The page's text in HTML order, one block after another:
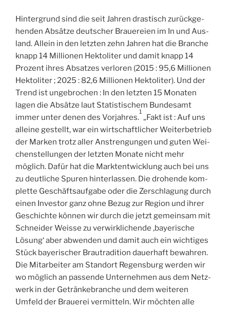
Hin­ter­grund sind die seit Jah­ren dras­tisch zurück­ge­
hen­den Absätze deut­scher Braue­reien im In und Aus­
land. Allein in den letz­ten zehn Jah­ren hat die Branche
knapp 14 Mil­lio­nen Hek­to­li­ter und damit knapp 14
Prozent ihres Absatzes ver­lo­ren (2015 : 95,6 Mil­lio­nen
Hek­to­li­ter ; 2025 : 82,6 Mil­lio­nen Hek­to­li­ter). Und der
Trend ist unge­bro­chen : In den letz­ten 15 Mona­ten
lagen die Absätze laut Sta­tis­ti­schem Bun­de­samt
immer unter denen des Vor­jahres.
1
„Fakt ist : Auf uns
alleine ges­tellt, war ein wirt­schaft­li­cher Wei­ter­be­trieb
der Mar­ken trotz aller Ans­tren­gun­gen und guten Wei­
chens­tel­lun­gen der letz­ten Monate nicht mehr
möglich. Dafür hat die Mark­tent­wi­ck­lung auch bei uns
zu deut­liche Spu­ren hin­ter­las­sen. Die dro­hende kom­
plette Ges­chäft­sauf­gabe oder die Zer­schla­gung durch
einen Inves­tor ganz ohne Bezug zur Region und ihrer
Ges­chichte kön­nen wir durch die jetzt gemein­sam mit
Schnei­der Weisse zu ver­wirk­li­chende ‚baye­rische
Lösung‘ aber abwen­den und damit auch ein wich­tiges
Stück baye­ri­scher Brau­tra­di­tion daue­rhaft bewah­ren.
Die Mitar­bei­ter am Stan­dort Regens­burg wer­den wir
wo möglich an pas­sende Unter­neh­men aus dem Netz­
werk in der Geträn­ke­branche und dem wei­te­ren
Umfeld der Braue­rei ver­mit­teln. Wir möch­ten alle